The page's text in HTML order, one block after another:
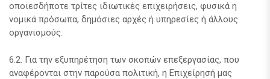
οποιεσδήποτε τρίτες ιδιωτικές επιχειρήσεις, φυσικά η
νομικά πρόσωπα, δημόσιες αρχές ή υπηρεσίες ή άλλους
οργανισμούς.
6.2. Για την εξυπηρέτηση των σκοπών επεξεργασίας, που
αναφέρονται στην παρούσα πολιτική, η Επιχείρησή μας